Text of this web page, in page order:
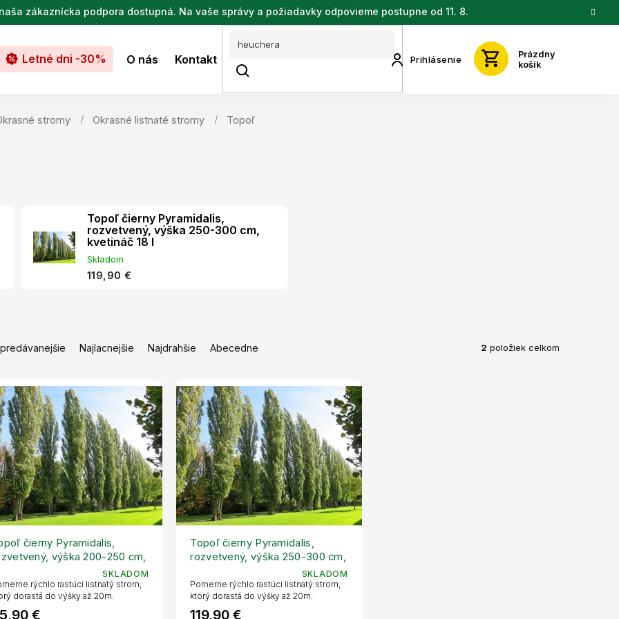
zákaznícka podpora dostupná. Na vaše správy a požiadavky odpovieme postupne od 11. 8.
Prihlásenie
Prázdny
košík
Letné dni -30% O nás Kontakt
stromy Okrasné listnaté stromy Topoľ
Topoľ čierny Pyramidalis,
rozvetvený, výška 250-300 cm,
kvetináč 18 l
Skladom
119,90 €
Najlacnejšie Najdrahšie Abecedne 2 položiek celkom
čierny Pyramidalis,
výška 200-250 cm,
SKLADOM
€
rýchlo rastúci listnatý strom,
dorastá do výšky až 20m.
Topoľ čierny Pyramidalis,
rozvetvený, výška 250-300 cm,
SKLADOM
119,90 €
Pomerne rýchlo rastúci listnatý strom,
ktorý dorastá do výšky až 20m.